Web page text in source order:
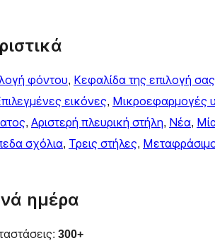
φόντου, Κεφαλίδα της επιλογή σας
εικόνες, Μικροεφαρμογές
, Αριστερή πλευρική στήλη, Νέα,
σχόλια, Τρεις στήλες,
ημέρα
300+